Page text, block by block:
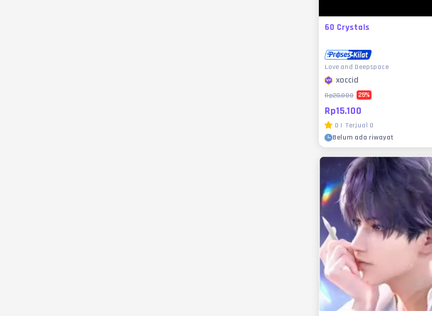
60 Crystals
Love and Deepspace
xoccid
Rp20.000 25%
Rp15.100
0 | Terjual 0
Belum ada riwayat